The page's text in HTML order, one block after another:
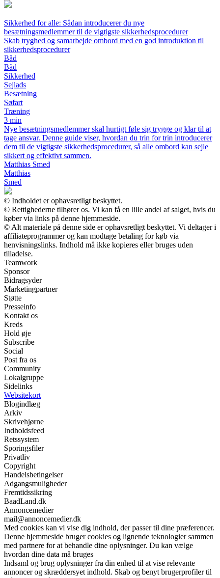
Sikkerhed for alle: Sådan introducerer du nye
besætningsmedlemmer til de vigtigste sikkerhedsprocedurer
Skab tryghed og samarbejde ombord med en god introduktion til
sikkerhedsprocedurer
Båd
Båd
Sikkerhed
Sejlads
Besætning
Søfart
Træning
3 min
Nye besætningsmedlemmer skal hurtigt føle sig trygge og klar til at
tage ansvar. Denne guide viser, hvordan du trin for trin introducerer
dem til de vigtigste sikkerhedsprocedurer, så alle ombord kan sejle
sikkert og effektivt sammen.
Matthias Smed
Matthias
Smed
© Indholdet er ophavsretligt beskyttet.
© Rettighederne tilhører os. Vi kan få en lille andel af salget, hvis du
køber via links på denne hjemmeside.
© Alt materiale på denne side er ophavsretligt beskyttet. Vi deltager i
affiliateprogrammer og kan modtage betaling for køb via
henvisningslinks. Indhold må ikke kopieres eller bruges uden
tilladelse.
Teamwork
Sponsor
Bidragsyder
Marketingpartner
Støtte
Presseinfo
Kontakt os
Kreds
Hold øje
Subscribe
Social
Post fra os
Community
Lokalgruppe
Sidelinks
Websitekort
Blogindlæg
Arkiv
Skrivehjørne
Indholdsfeed
Retssystem
Sporingsfiler
Privatliv
Copyright
Handelsbetingelser
Adgangsmuligheder
Fremtidssikring
BaadLand.dk
Annoncemedier
mail@annoncemedier.dk
Med cookies kan vi vise dig indhold, der passer til dine præferencer.
Denne hjemmeside bruger cookies og lignende teknologier sammen
med partnere for at behandle dine oplysninger. Du kan vælge
hvordan dine data må bruges
Indsaml og brug oplysninger fra din enhed til at vise relevante
annoncer og skræddersyet indhold. Skab og benyt brugerprofiler til